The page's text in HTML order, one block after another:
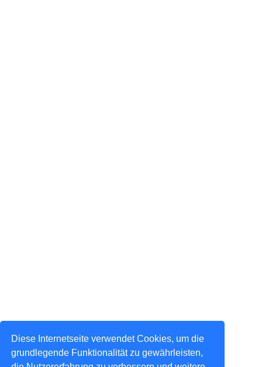
Diese Internetseite verwendet Cookies, um die
grundlegende Funktionalität zu gewährleisten,